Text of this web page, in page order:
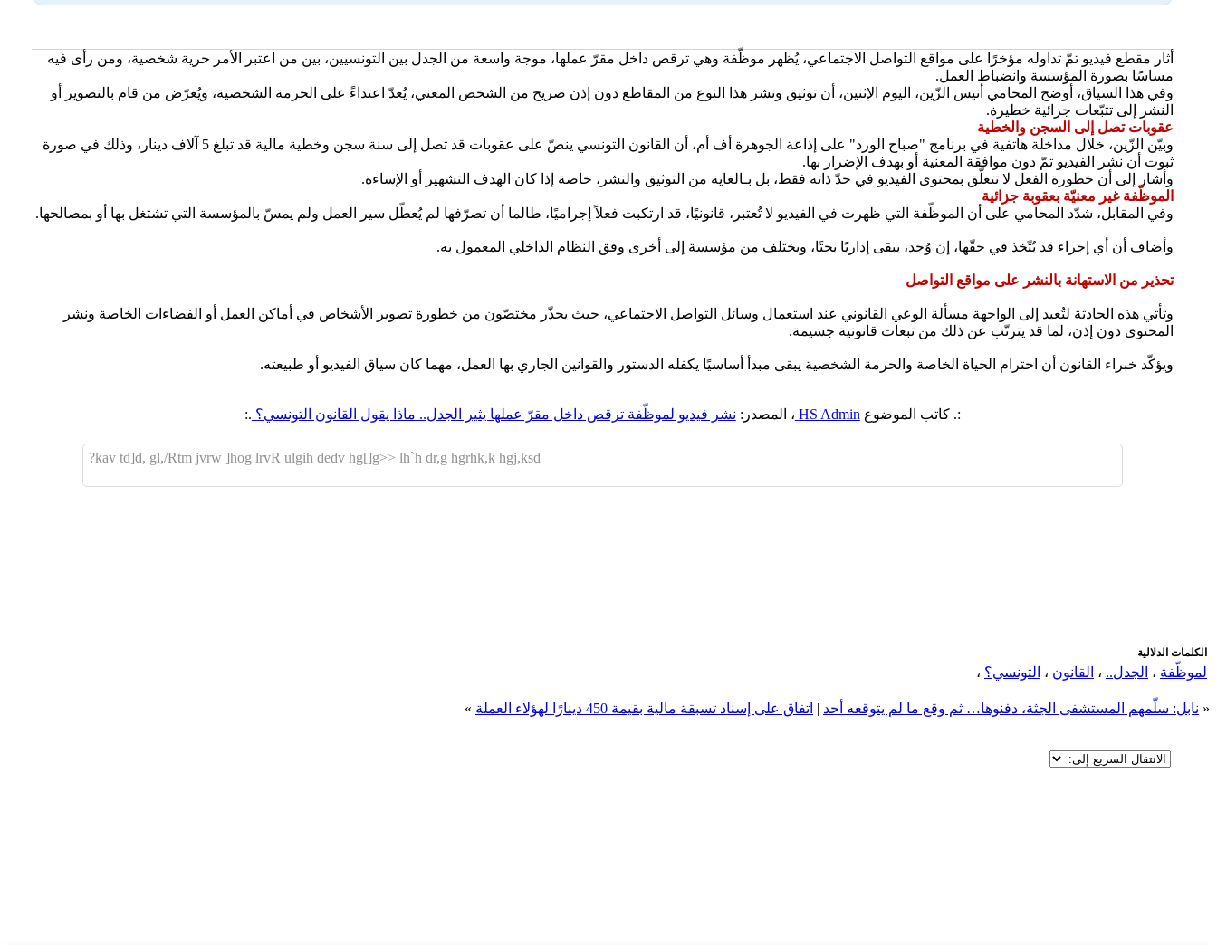
أثار مقطع فيديو تمّ تداوله مؤخرًا على مواقع التواصل الاجتماعي، يُظهر موظّفة وهي ترقص داخل مقرّ عملها، موجة واسعة من الجدل بين التونسيين، بين من اعتبر الأمر حرية شخصية، ومن رأى فيه
مساسًا بصورة المؤسسة وانضباط العمل.
وفي هذا السياق، أوضح المحامي أنيس الزّين، اليوم الإثنين، أن توثيق ونشر هذا النوع من المقاطع دون إذن صريح من الشخص المعني، يُعدّ اعتداءً على الحرمة الشخصية، ويُعرّض من قام بالتصوير أو
النشر إلى تتبّعات جزائية خطيرة.
عقوبات تصل إلى السجن والخطية
وبيّن الزّين، خلال مداخلة هاتفية في برنامج "صباح الورد" على إذاعة الجوهرة أف أم، أن القانون التونسي ينصّ على عقوبات قد تصل إلى سنة سجن وخطية مالية قد تبلغ 5 آلاف دينار، وذلك في صورة
ثبوت أن نشر الفيديو تمّ دون موافقة المعنية أو بهدف الإضرار بها.
وأشار إلى أن خطورة الفعل لا تتعلّق بمحتوى الفيديو في حدّ ذاته فقط، بل بـالغاية من التوثيق والنشر، خاصة إذا كان الهدف التشهير أو الإساءة.
الموظّفة غير معنيّة بعقوبة جزائية
وفي المقابل، شدّد المحامي على أن الموظّفة التي ظهرت في الفيديو لا تُعتبر، قانونيًا، قد ارتكبت فعلاً إجراميًا، طالما أن تصرّفها لم يُعطّل سير العمل ولم يمسّ بالمؤسسة التي تشتغل بها أو بمصالحها.
وأضاف أن أي إجراء قد يُتّخذ في حقّها، إن وُجد، يبقى إداريًا بحتًا، ويختلف من مؤسسة إلى أخرى وفق النظام الداخلي المعمول به.
تحذير من الاستهانة بالنشر على مواقع التواصل
وتأتي هذه الحادثة لتُعيد إلى الواجهة مسألة الوعي القانوني عند استعمال وسائل التواصل الاجتماعي، حيث يحذّر مختصّون من خطورة تصوير الأشخاص في أماكن العمل أو الفضاءات الخاصة ونشر
المحتوى دون إذن، لما قد يترتّب عن ذلك من تبعات قانونية جسيمة.
ويؤكّد خبراء القانون أن احترام الحياة الخاصة والحرمة الشخصية يبقى مبدأ أساسيًا يكفله الدستور والقوانين الجاري بها العمل، مهما كان سياق الفيديو أو طبيعته.
:. كاتب الموضوع HS Admin ، المصدر: نشر فيديو لموظّفة ترقص داخل مقرّ عملها يثير الجدل.. ماذا يقول القانون التونسي؟ .:
kav td]d, gl,/Rtm jvrw ]hog lrvR ulgih dedv hg[]g>> lh`h dr,g hgrhk,k hgj,ksd?
الكلمات الدلالية
لموظّفة ، الجدل.. ، القانون ، التونسي؟ ،
« نابل: سلّمهم المستشفى الجثة، دفنوها… ثم وقع ما لم يتوقعه أحد | اتفاق على إسناد تسبقة مالية بقيمة 450 دينارًا لهؤلاء العملة »